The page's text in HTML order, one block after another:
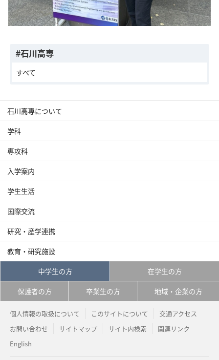
#石川高専
すべて
石川高専について
学科
専攻科
入学案内
学生生活
国際交流
研究・産学連携
教育・研究施設
中学生の方 在学生の方
保護者の方 卒業生の方 地域・企業の方
個人情報の取扱について このサイトについて
交通アクセス
お問い合わせ
サイトマップ サイト内検索
関連リンク
English